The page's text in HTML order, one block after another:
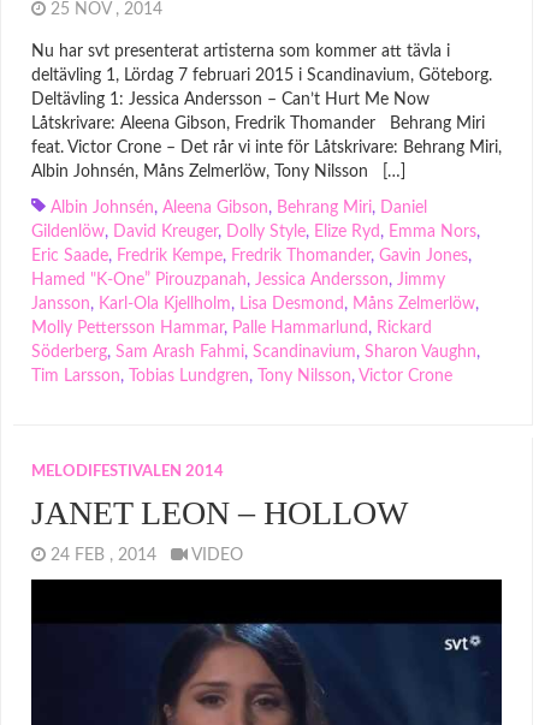
25 NOV , 2014
Nu har svt presenterat artisterna som kommer att tävla i
deltävling 1, Lördag 7 februari 2015 i Scandinavium, Göteborg.
Deltävling 1: Jessica Andersson – Can’t Hurt Me Now
Låtskrivare: Aleena Gibson, Fredrik Thomander Behrang Miri
feat. Victor Crone – Det rår vi inte för Låtskrivare: Behrang Miri,
Albin Johnsén, Måns Zelmerlöw, Tony Nilsson […]
Albin Johnsén, Aleena Gibson, Behrang Miri, Daniel
Gildenlöw, David Kreuger, Dolly Style, Elize Ryd , Emma Nors,
Eric Saade, Fredrik Kempe, Fredrik Thomander, Gavin Jones,
Hamed "K-One” Pirouzpanah, Jessica Andersson, Jimmy
Jansson, Karl-Ola Kjellholm, Lisa Desmond , Måns Zelmerlöw,
Molly Pettersson Hammar, Palle Hammarlund , Rickard
Söderberg, Sam Arash Fahmi, Scandinavium, Sharon Vaughn,
Tim Larsson, Tobias Lundgren, Tony Nilsson, Victor Crone
MELODIFESTIVALEN 2014
JANET LEON – HOLLOW
24 FEB , 2014 VIDEO